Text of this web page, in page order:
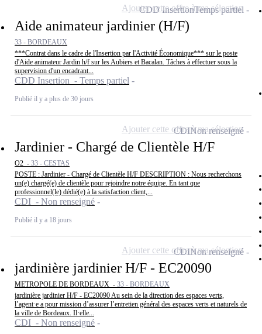
Aide animateur jardinier (H/F)
33 - BORDEAUX
***Contrat dans le cadre de l'Insertion par l'Activité Économique*** sur le poste
d'Aide animateur Jardin h/f sur les Aubiers et Bacalan. Tâches à effectuer sous la
supervision d'un encadrant...
CDD Insertion - Temps partiel
Publié il y a plus de 30 jours
CDD InsertionTemps partiel
Ajouter cette offre à ma sélection
Jardinier - Chargé de Clientèle H/F
O2 - 33 - CESTAS
POSTE : Jardinier - Chargé de Clientèle H/F DESCRIPTION : Nous recherchons
un(e) chargé(e) de clientèle pour rejoindre notre équipe. En tant que
professionnel(le) dédié(e) à la satisfaction client,...
CDI - Non renseigné
Publié il y a 18 jours
CDINon renseigné
Ajouter cette offre à ma sélection
jardinière jardinier H/F - EC20090
METROPOLE DE BORDEAUX - 33 - BORDEAUX
jardinière jardinier H/F - EC20090 Au sein de la direction des espaces verts,
l’agent·e a pour mission d’assurer l’entretien général des espaces verts et naturels de
la ville de Bordeaux. Il·elle...
CDI - Non renseigné
CDINon renseigné
Ajouter cette offre à ma sélection